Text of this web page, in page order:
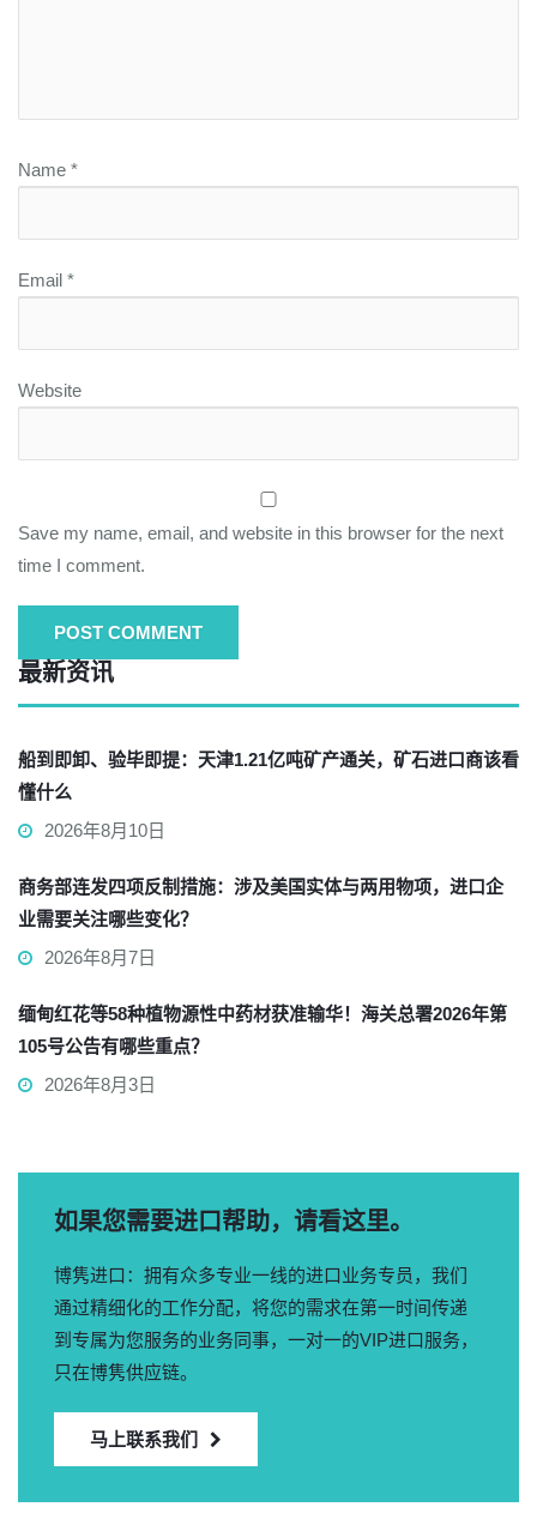
Name *
Email *
Website
Save my name, email, and website in this browser for the next
time I comment.
最新资讯
船到即卸、验毕即提：天津1.21亿吨矿产通关，矿石进口商该看
懂什么
2026年8月10日
商务部连发四项反制措施：涉及美国实体与两用物项，进口企
业需要关注哪些变化？
2026年8月7日
缅甸红花等58种植物源性中药材获准输华！海关总署2026年第
105号公告有哪些重点？
2026年8月3日
如果您需要进口帮助，请看这里。
博隽进口：拥有众多专业一线的进口业务专员，我们
通过精细化的工作分配，将您的需求在第一时间传递
到专属为您服务的业务同事，一对一的VIP进口服务，
只在博隽供应链。
马上联系我们